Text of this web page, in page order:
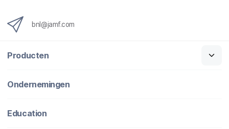
bnl@jamf.com
Producten
Ondernemingen
Education